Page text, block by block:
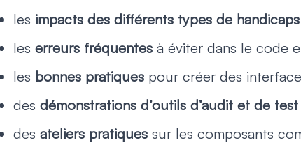
les impacts des différents types de handicaps
les erreurs fréquentes à éviter dans le code
les bonnes pratiques pour créer des
des démonstrations d’outils d’audit et de test
des ateliers pratiques sur les composants